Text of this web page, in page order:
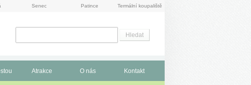
Senec Patince Termální koupaliště
Atrakce O nás Kontakt